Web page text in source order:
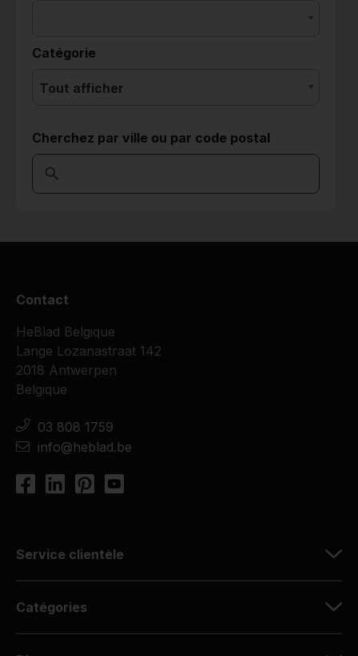
Catégorie
Tout afficher
Cherchez par ville ou par code postal
Contact
HeBlad Belgique
Lange Lozanastraat 142
2018 Antwerpen
Belgique
03 808 1759
info@heblad.be
Service clientèle
Catégories